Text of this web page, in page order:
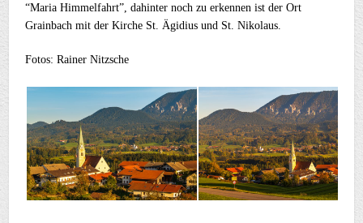
“Maria Himmelfahrt”, dahinter noch zu erkennen ist der Ort
Grainbach mit der Kirche St. Ägidius und St. Nikolaus.
Fotos: Rainer Nitzsche